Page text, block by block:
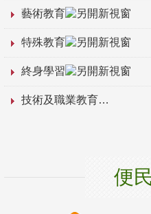
藝術教育
特殊教育
終身學習
技術及職業教育
便